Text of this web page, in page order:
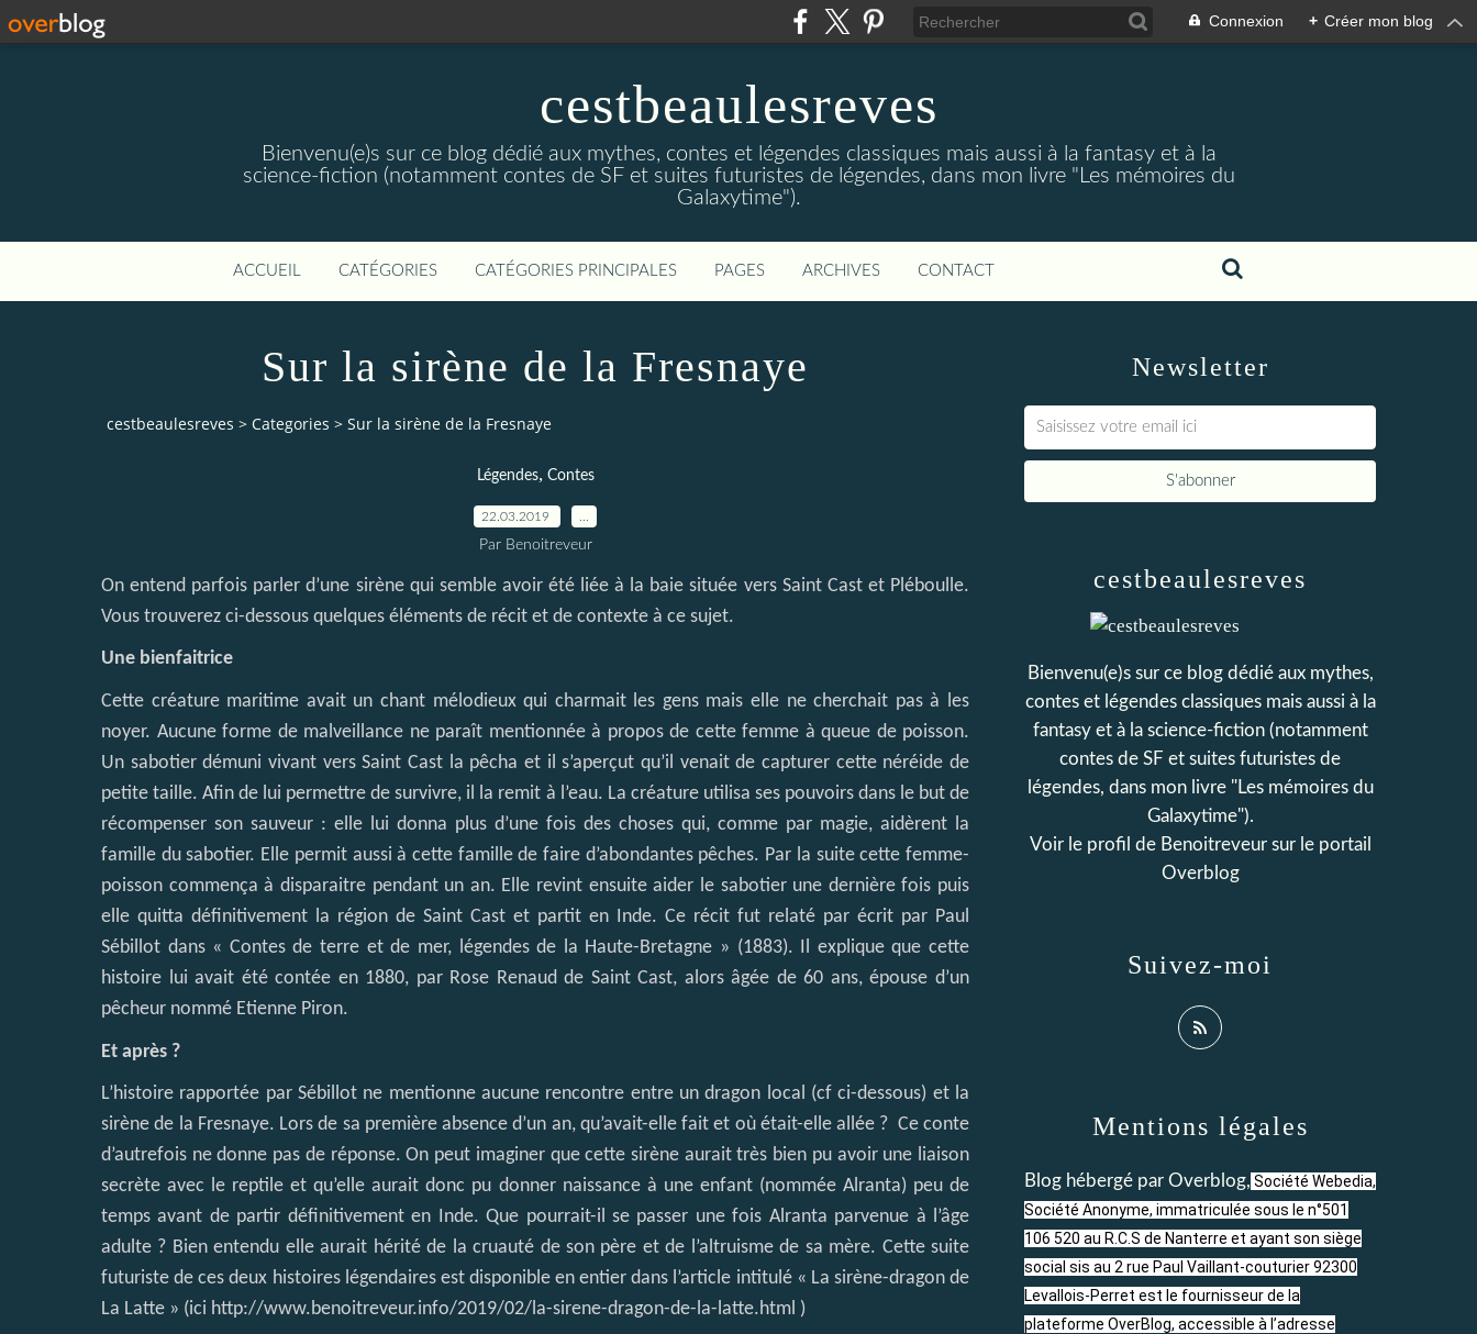
Connexion + Créer mon blog
cestbeaulesreves
Bienvenu(e)s sur ce blog dédié aux mythes, contes et légendes classiques mais aussi à la fantasy et à la
science-fiction (notamment contes de SF et suites futuristes de légendes, dans mon livre "Les mémoires du
Galaxytime").
ACCUEIL CATÉGORIES CATÉGORIES PRINCIPALES PAGES ARCHIVES CONTACT
Sur la sirène de la Fresnaye
cestbeaulesreves > Categories > Sur la sirène de la Fresnaye
Légendes, Contes
22.03.2019
Par Benoitreveur
On entend parfois parler d’une sirène qui semble avoir été liée à la baie située vers Saint Cast et Pléboulle.
Vous trouverez ci-dessous quelques éléments de récit et de contexte à ce sujet.
Une bienfaitrice
Cette créature maritime avait un chant mélodieux qui charmait les gens mais elle ne cherchait pas à les
noyer. Aucune forme de malveillance ne paraît mentionnée à propos de cette femme à queue de poisson.
Un sabotier démuni vivant vers Saint Cast la pêcha et il s’aperçut qu’il venait de capturer cette néréide de
petite taille. Afin de lui permettre de survivre, il la remit à l’eau. La créature utilisa ses pouvoirs dans le but de
récompenser son sauveur : elle lui donna plus d’une fois des choses qui, comme par magie, aidèrent la
famille du sabotier. Elle permit aussi à cette famille de faire d’abondantes pêches. Par la suite cette femme-
poisson commença à disparaitre pendant un an. Elle revint ensuite aider le sabotier une dernière fois puis
elle quitta définitivement la région de Saint Cast et partit en Inde. Ce récit fut relaté par écrit par Paul
Sébillot dans « Contes de terre et de mer, légendes de la Haute-Bretagne » (1883). Il explique que cette
histoire lui avait été contée en 1880, par Rose Renaud de Saint Cast, alors âgée de 60 ans, épouse d’un
pêcheur nommé Etienne Piron.
Et après ?
L’histoire rapportée par Sébillot ne mentionne aucune rencontre entre un dragon local (cf ci-dessous) et la
sirène de la Fresnaye. Lors de sa première absence d’un an, qu’avait-elle fait et où était-elle allée ? Ce conte
d’autrefois ne donne pas de réponse. On peut imaginer que cette sirène aurait très bien pu avoir une liaison
secrète avec le reptile et qu’elle aurait donc pu donner naissance à une enfant (nommée Alranta) peu de
temps avant de partir définitivement en Inde. Que pourrait-il se passer une fois Alranta parvenue à l’âge
adulte ? Bien entendu elle aurait hérité de la cruauté de son père et de l’altruisme de sa mère. Cette suite
futuriste de ces deux histoires légendaires est disponible en entier dans l’article intitulé « La sirène-dragon de
La Latte » (ici http://www.benoitreveur.info/2019/02/la-sirene-dragon-de-la-latte.html )
Newsletter
cestbeaulesreves
Bienvenu(e)s sur ce blog dédié aux mythes,
contes et légendes classiques mais aussi à la
fantasy et à la science-fiction (notamment
contes de SF et suites futuristes de
légendes, dans mon livre "Les mémoires du
Galaxytime").
Voir le profil de Benoitreveursur le portail
Overblog
Suivez-moi
Mentions légales
Blog hébergé par Overblog, Société Webedia,
Société Anonyme, immatriculée sous le n°501
106 520 au R.C.S de Nanterre et ayant son siège
social sis au 2 rue Paul Vaillant-couturier 92300
Levallois-Perret est le fournisseur de la
plateforme OverBlog, accessible à l’adresse